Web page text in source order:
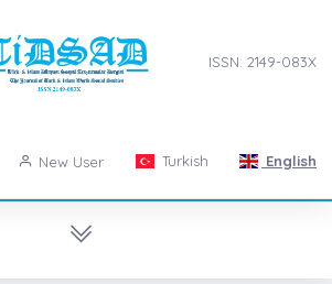
ISSN: 2149-083X
New User Turkish English